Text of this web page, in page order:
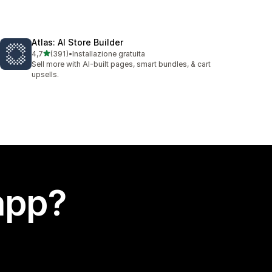
Atlas: AI Store Builder
4,7stelle su 5
(391)
391 recensioni totali
•Installazione gratuita
Sell more with AI-built pages, smart bundles, & cart
upsells.